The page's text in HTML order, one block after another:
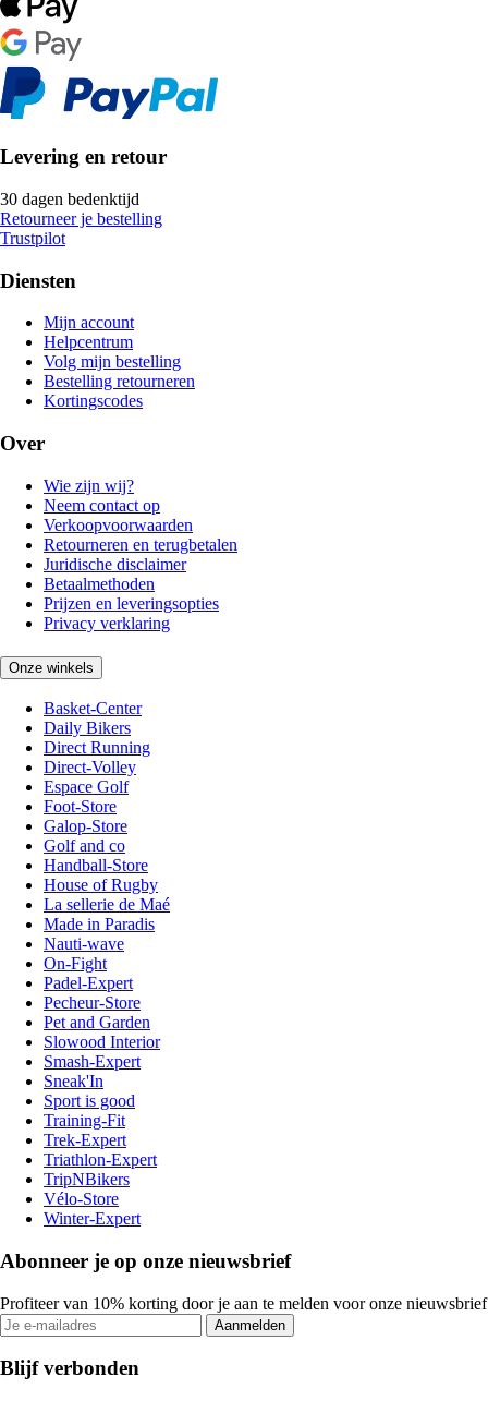
Levering en retour
30 dagen bedenktijd
Retourneer je bestelling
Trustpilot
Diensten
Mijn account
Helpcentrum
Volg mijn bestelling
Bestelling retourneren
Kortingscodes
Over
Wie zijn wij?
Neem contact op
Verkoopvoorwaarden
Retourneren en terugbetalen
Juridische disclaimer
Betaalmethoden
Prijzen en leveringsopties
Privacy verklaring
Onze winkels
Basket-Center
Daily Bikers
Direct Running
Direct-Volley
Espace Golf
Foot-Store
Galop-Store
Golf and co
Handball-Store
House of Rugby
La sellerie de Maé
Made in Paradis
Nauti-wave
On-Fight
Padel-Expert
Pecheur-Store
Pet and Garden
Slowood Interior
Smash-Expert
Sneak'In
Sport is good
Training-Fit
Trek-Expert
Triathlon-Expert
TripNBikers
Vélo-Store
Winter-Expert
Abonneer je op onze nieuwsbrief
Profiteer van 10% korting door je aan te melden voor onze nieuwsbrief
Aanmelden
Blijf verbonden